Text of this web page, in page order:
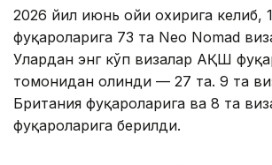
2026 йил июнь ойи охирига келиб,
фуқароларига 73 та Neo Nomad
Улардан энг кўп визалар АҚШ
томонидан олинди — 27 та. 9 та
Британия фуқароларига ва 8 та
фуқароларига берилди.